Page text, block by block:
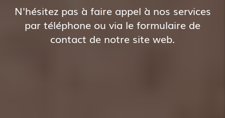
N'hésitez pas à faire appel à nos services
par téléphone ou via le formulaire de
contact de notre site web.